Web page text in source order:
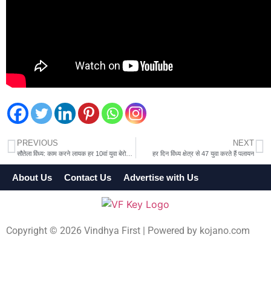
PREVIOUS
सौतेला विंध्य: काम करने लायक हर 10वां युवा बेरोजगार
NEXT
हर दिन विंध्य क्षेत्र से 47 युवा करते हैं पलायन
About Us Contact Us Advertise with Us
Copyright © 2026 Vindhya First | Powered by kojano.com